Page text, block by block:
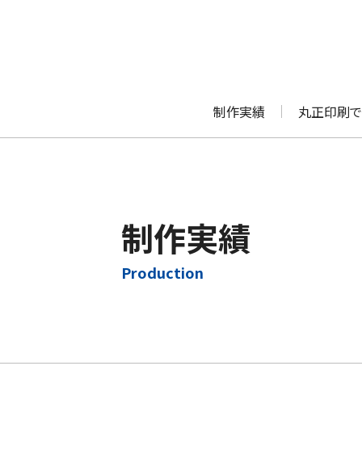
制作実績 丸正印刷
制作実績